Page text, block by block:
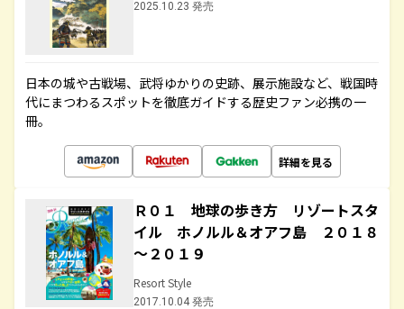
2025.10.23 発売
日本の城や古戦場、武将ゆかりの史跡、展示施設など、戦国時
代にまつわるスポットを徹底ガイドする歴史ファン必携の一
冊。
詳細を見る
Ｒ０１ 地球の歩き方 リゾートスタ
イル ホノルル＆オアフ島 ２０１８
～２０１９
Resort Style
2017.10.04 発売